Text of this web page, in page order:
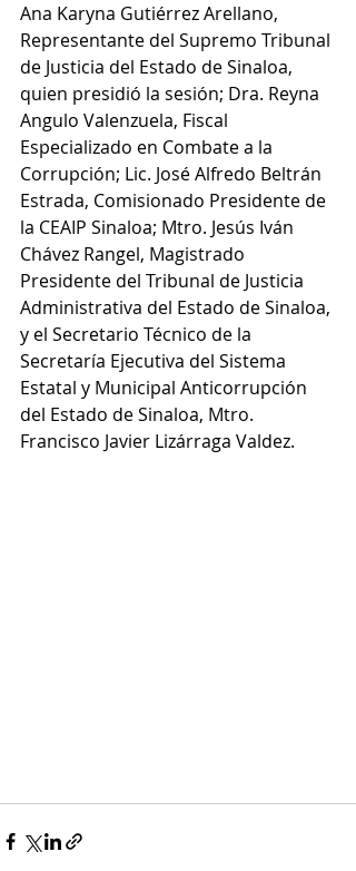
Ana Karyna Gutiérrez Arellano,
Representante del Supremo Tribunal
de Justicia del Estado de Sinaloa,
quien presidió la sesión; Dra. Reyna
Angulo Valenzuela, Fiscal
Especializado en Combate a la
Corrupción; Lic. José Alfredo Beltrán
Estrada, Comisionado Presidente de
la CEAIP Sinaloa; Mtro. Jesús Iván
Chávez Rangel, Magistrado
Presidente del Tribunal de Justicia
Administrativa del Estado de Sinaloa,
y el Secretario Técnico de la
Secretaría Ejecutiva del Sistema
Estatal y Municipal Anticorrupción
del Estado de Sinaloa, Mtro.
Francisco Javier Lizárraga Valdez.